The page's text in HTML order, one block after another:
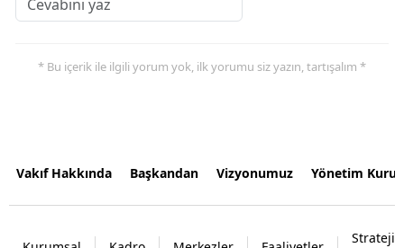
* Bu içerik ile ilgili yorum yok, ilk yorumu siz yazın, tartışalım *
Vakıf Hakkında Başkandan Vizyonumuz Yönetim
Strateji